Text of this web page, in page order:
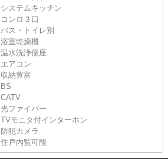
システムキッチン
コンロ３口
バス・トイレ別
浴室乾燥機
温水洗浄便座
エアコン
収納豊富
BS
CATV
光ファイバー
TVモニタ付インターホン
防犯カメラ
住戸内覧可能